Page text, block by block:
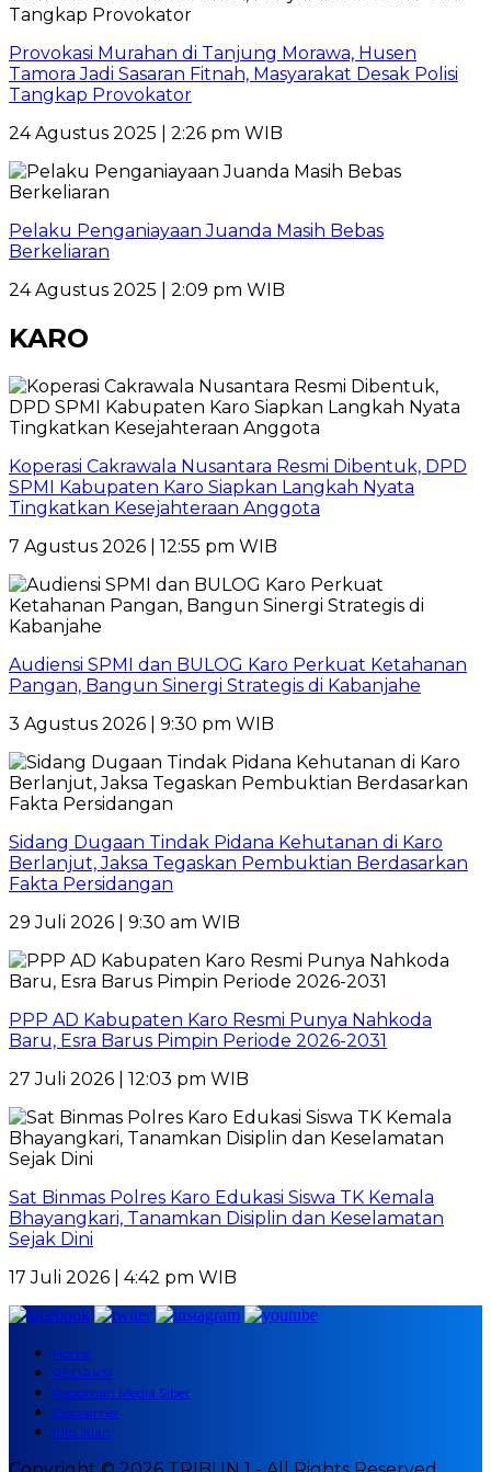
Provokasi Murahan di Tanjung Morawa, Husen
Tamora Jadi Sasaran Fitnah, Masyarakat Desak Polisi
Tangkap Provokator
24 Agustus 2025 | 2:26 pm WIB
Pelaku Penganiayaan Juanda Masih Bebas
Berkeliaran
24 Agustus 2025 | 2:09 pm WIB
KARO
Koperasi Cakrawala Nusantara Resmi Dibentuk, DPD
SPMI Kabupaten Karo Siapkan Langkah Nyata
Tingkatkan Kesejahteraan Anggota
7 Agustus 2026 | 12:55 pm WIB
Audiensi SPMI dan BULOG Karo Perkuat Ketahanan
Pangan, Bangun Sinergi Strategis di Kabanjahe
3 Agustus 2026 | 9:30 pm WIB
Sidang Dugaan Tindak Pidana Kehutanan di Karo
Berlanjut, Jaksa Tegaskan Pembuktian Berdasarkan
Fakta Persidangan
29 Juli 2026 | 9:30 am WIB
PPP AD Kabupaten Karo Resmi Punya Nahkoda
Baru, Esra Barus Pimpin Periode 2026-2031
27 Juli 2026 | 12:03 pm WIB
Sat Binmas Polres Karo Edukasi Siswa TK Kemala
Bhayangkari, Tanamkan Disiplin dan Keselamatan
Sejak Dini
17 Juli 2026 | 4:42 pm WIB
Home
REDAKSI
Pedoman Media Siber
Disclaimer
Info Iklan